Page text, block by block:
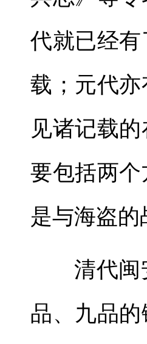
代就已经
载；元代
见诸记载
要包括两
是与海盗的
清代闽
品、九品